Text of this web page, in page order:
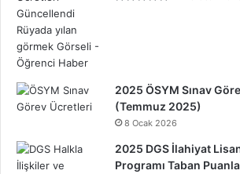
2025 ÖSYM Sınav
(Temmuz 2025)
8 Ocak 2026
2025 DGS İlahiyat
Programı Taban